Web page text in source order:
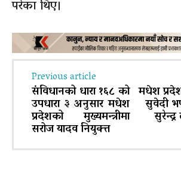
परेका थिए।
Previous article
संविधानको धारा १६८ को
उपधारा ३ अनुसार मधेश
प्रदेशको मुख्यमन्त्रीमा
सरोज यादव नियुक्त्त
मधेश
सुवेदी